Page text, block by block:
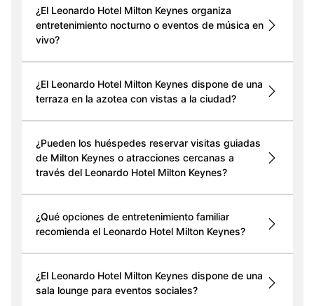
¿El Leonardo Hotel Milton Keynes organiza
entretenimiento nocturno o eventos de música en
vivo?
¿El Leonardo Hotel Milton Keynes dispone de una
terraza en la azotea con vistas a la ciudad?
¿Pueden los huéspedes reservar visitas guiadas
de Milton Keynes o atracciones cercanas a
través del Leonardo Hotel Milton Keynes?
¿Qué opciones de entretenimiento familiar
recomienda el Leonardo Hotel Milton Keynes?
¿El Leonardo Hotel Milton Keynes dispone de una
sala lounge para eventos sociales?